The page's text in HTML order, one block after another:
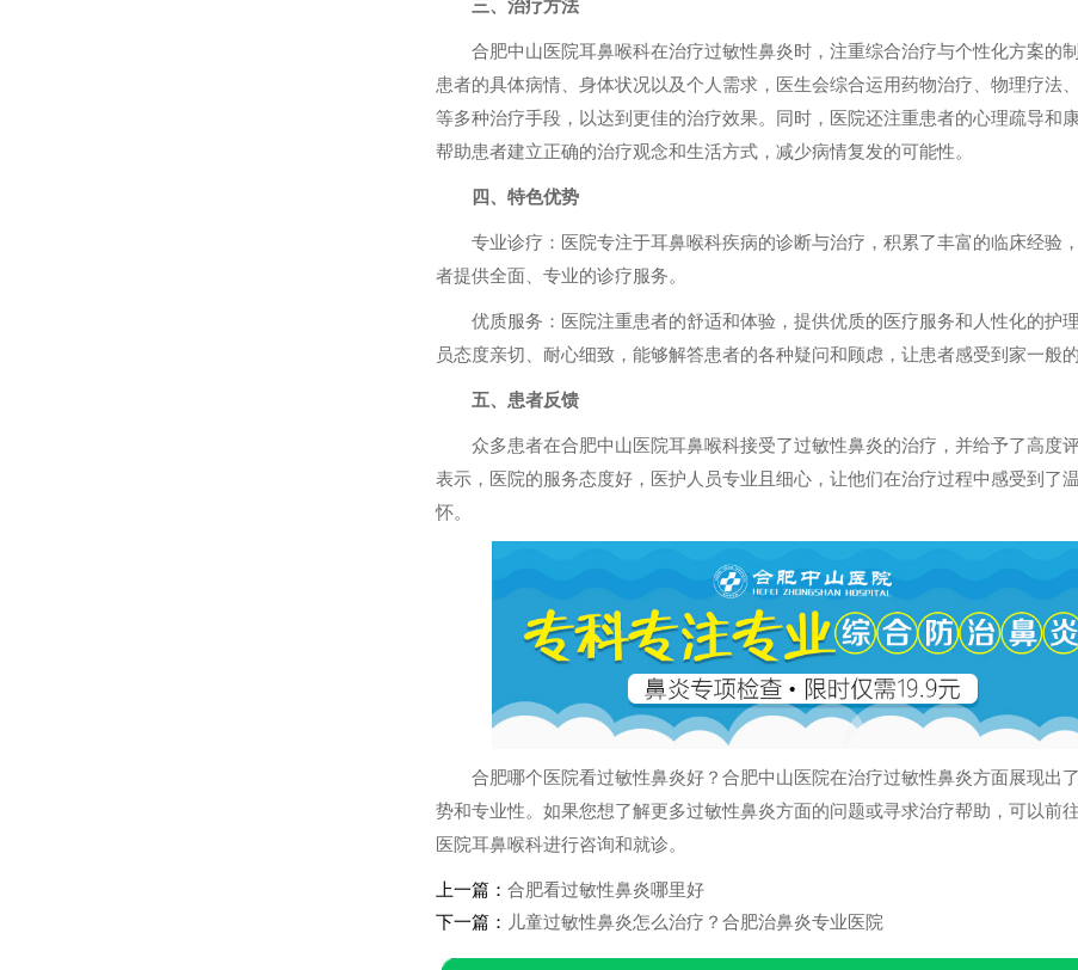
三、治疗方法
合肥中山医院耳鼻喉科在治疗过敏性鼻炎时，注重综合治疗与个性化方案的
患者的具体病情、身体状况以及个人需求，医生会综合运用药物治疗、物理疗法
等多种治疗手段，以达到更佳的治疗效果。同时，医院还注重患者的心理疏导和
帮助患者建立正确的治疗观念和生活方式，减少病情复发的可能性。
四、特色优势
专业诊疗：医院专注于耳鼻喉科疾病的诊断与治疗，积累了丰富的临床经验
者提供全面、专业的诊疗服务。
优质服务：医院注重患者的舒适和体验，提供优质的医疗服务和人性化的护
员态度亲切、耐心细致，能够解答患者的各种疑问和顾虑，让患者感受到家一般的
五、患者反馈
众多患者在合肥中山医院耳鼻喉科接受了过敏性鼻炎的治疗，并给予了高度
表示，医院的服务态度好，医护人员专业且细心，让他们在治疗过程中感受到了
怀。
合肥哪个医院看过敏性鼻炎好？合肥中山医院在治疗过敏性鼻炎方面展现出
势和专业性。如果您想了解更多过敏性鼻炎方面的问题或寻求治疗帮助，可以前
医院耳鼻喉科进行咨询和就诊。
上一篇： 合肥看过敏性鼻炎哪里好
下一篇：
儿童过敏性鼻炎怎么治疗？合肥治鼻炎专业医院